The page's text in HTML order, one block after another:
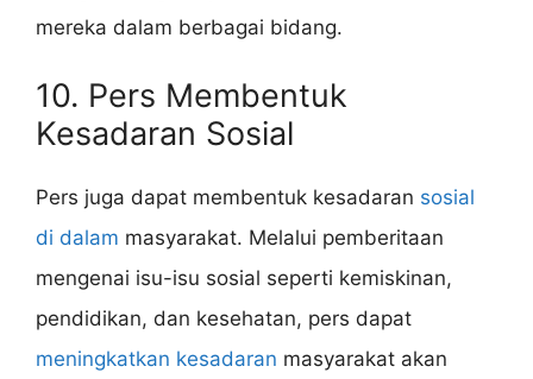
mereka dalam berbagai bidang.
10. Pers Membentuk
Kesadaran Sosial
Pers juga dapat membentuk kesadaran sosial
di dalam masyarakat. Melalui pemberitaan
mengenai isu-isu sosial seperti kemiskinan,
pendidikan, dan kesehatan, pers dapat
meningkatkan kesadaran masyarakat akan